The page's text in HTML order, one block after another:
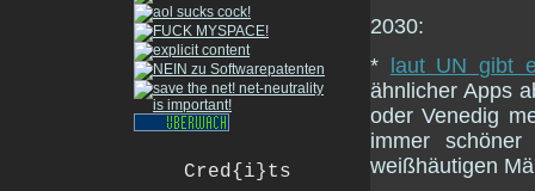
Cred{i}ts
2030:
* laut UN gibt
ähnlicher Apps
oder Venedig
immer
weißhäutigen